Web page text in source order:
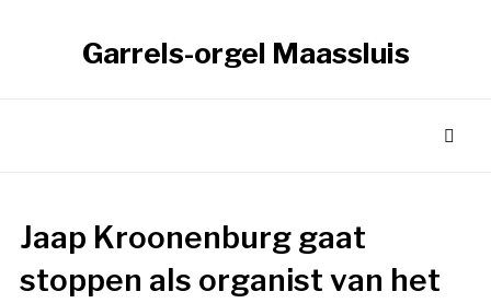
Garrels-orgel Maassluis
Jaap Kroonenburg gaat
stoppen als organist van het